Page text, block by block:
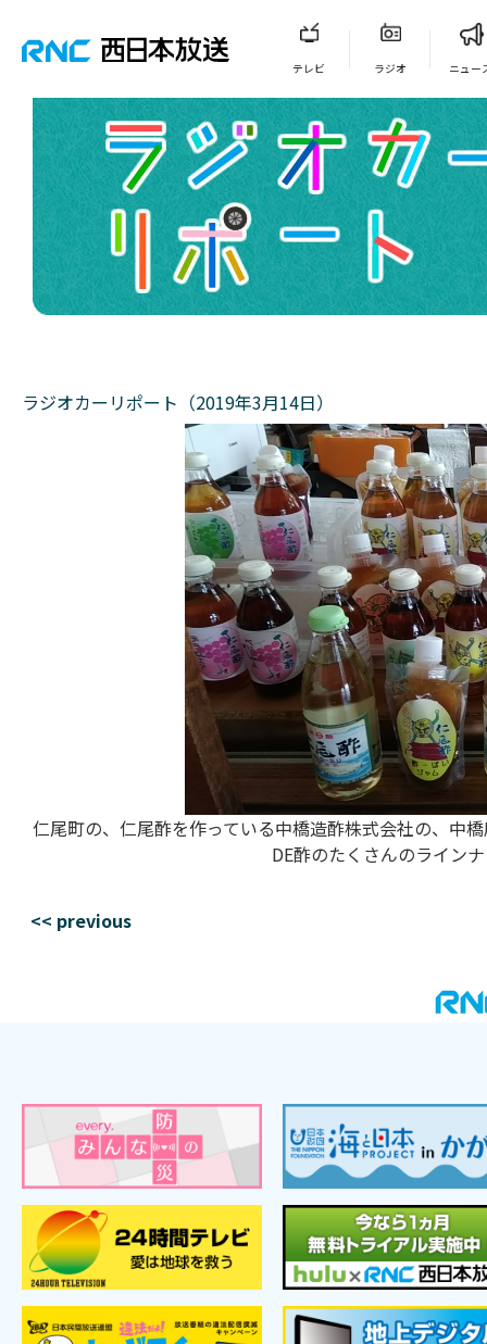
テレビ ラジオ ニュー
ラジオカーリポート（2019年3月14日）
仁尾町の、仁尾酢を作っている中橋造酢株式会社の、中
DE酢のたくさんのライン
<< previous